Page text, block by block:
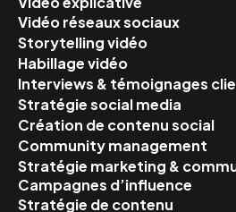
Vidéo réseaux sociaux
Storytelling vidéo
Habillage vidéo
Interviews & témoignages
Stratégie social media
Création de contenu social
Community management
Stratégie marketing &
Campagnes d’influence
Stratégie de contenu